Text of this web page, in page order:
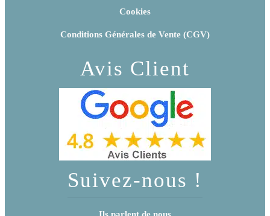
Cookies
Conditions Générales de Vente (CGV)
Avis Client
Suivez-nous !